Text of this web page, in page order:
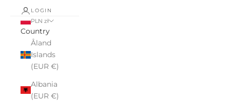
LOGIN
PLN zł
Country
Åland
Islands
(EUR €)
Albania
(EUR €)